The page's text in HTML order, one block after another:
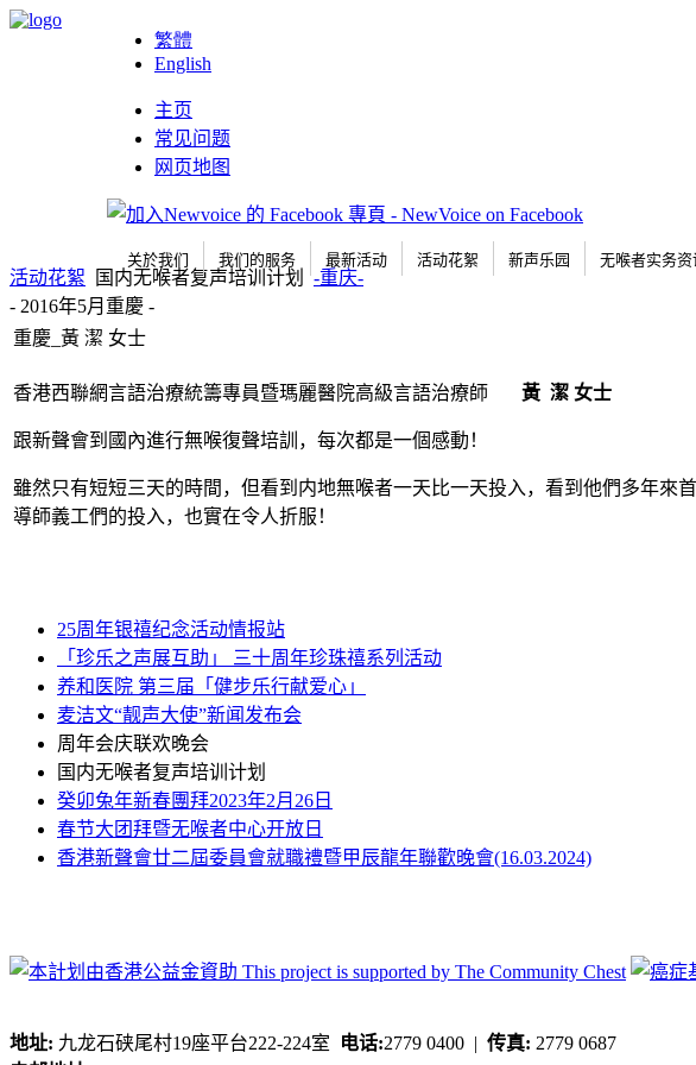
繁體
English
主页
常见问题
网页地图
关於我们 我们的服务 最新活动 活动花絮 新声乐园 无喉者实务资
活动花絮 国内无喉者复声培训计划
-重庆-
- 2016年5月重慶 -
重慶_黃 潔 女士
香港西聯網言語治療統籌專員暨瑪麗醫院高級言語治療師 黃 潔 女士
跟新聲會到國內進行無喉復聲培訓，每次都是一個感動！
雖然只有短短三天的時間，但看到内地無喉者一天比一天投入，看到他們多年
導師義工們的投入，也實在令人折服！
25周年银禧纪念活动情报站
「珍乐之声展互助」 三十周年珍珠禧系列活动
养和医院 第三届「健步乐行献爱心」
麦洁文“靓声大使”新闻发布会
周年会庆联欢晚会
国内无喉者复声培训计划
癸卯兔年新春團拜2023年2月26日
春节大团拜暨无喉者中心开放日
香港新聲會廿二屆委員會就職禮暨甲辰龍年聯歡晚會(16.03.2024)
地址: 九龙石硖尾村19座平台222-224室 电话:2779 0400 | 传真: 2779 0687